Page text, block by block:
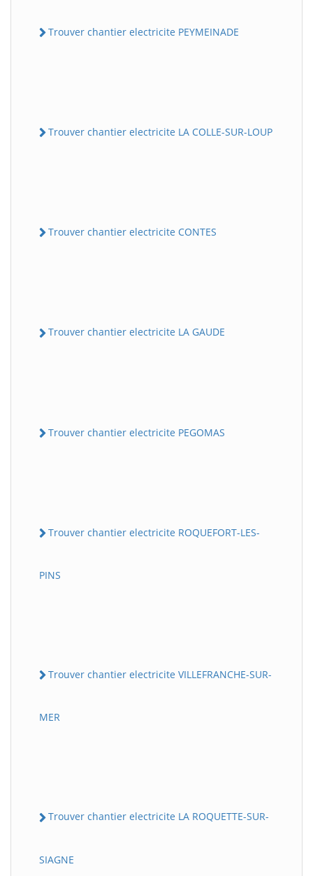
Trouver chantier electricite PEYMEINADE
Trouver chantier electricite LA COLLE-SUR-LOUP
Trouver chantier electricite CONTES
Trouver chantier electricite LA GAUDE
Trouver chantier electricite PEGOMAS
Trouver chantier electricite ROQUEFORT-LES-
PINS
Trouver chantier electricite VILLEFRANCHE-SUR-
MER
Trouver chantier electricite LA ROQUETTE-SUR-
SIAGNE